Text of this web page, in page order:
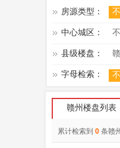
房源类型：
中心城区：
县级楼盘：
字母检索：
赣州楼盘列表
累计检索到 0 条赣